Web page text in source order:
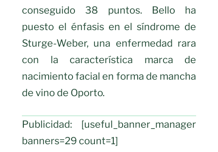
conseguido 38 puntos. Bello ha
puesto el énfasis en el síndrome de
Sturge-Weber, una enfermedad rara
con la característica marca de
nacimiento facial en forma de mancha
de vino de Oporto.
Publicidad: [useful_banner_manager
banners=29 count=1]